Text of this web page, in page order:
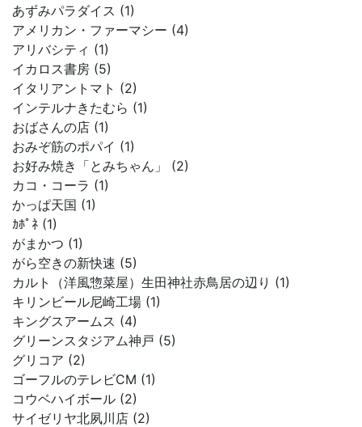
あずみパラダイス (1)
アメリカン・ファーマシー (4)
アリバシティ (1)
イカロス書房 (5)
イタリアントマト (2)
インテルナきたむら (1)
おばさんの店 (1)
おみぞ筋のポパイ (1)
お好み焼き「とみちゃん」 (2)
カコ・コーラ (1)
かっぱ天国 (1)
ｶﾎﾟﾈ (1)
がまかつ (1)
がら空きの新快速 (5)
カルト（洋風惣菜屋）生田神社赤鳥居の辺り (1)
キリンビール尼崎工場 (1)
キングスアームス (4)
グリーンスタジアム神戸 (5)
グリコア (2)
ゴーフルのテレビCM (1)
コウベハイボール (2)
サイゼリヤ北夙川店 (2)